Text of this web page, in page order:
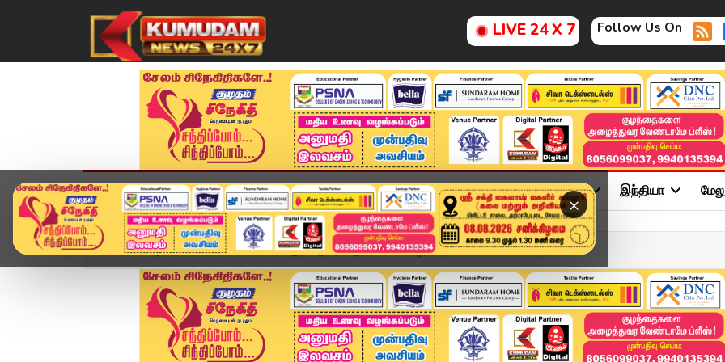
LIVE 24 X 7 Follow Us On
×
முகப்பு விளையாட்டு அண்மை தமிழ்நாடு சினிமா அரசியல் விளையாட்டு இந்தியா
Home வீடியோ ஸ்டோரி சென்னை குடியிருப்புப் பகுதிகளில் மழைநீர் தேங்கல...